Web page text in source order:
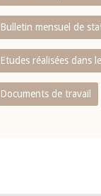
Bulletin mensuel de
Etudes réalisées dans
Documents de travail